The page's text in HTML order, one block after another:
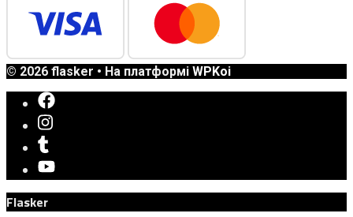
© 2026 flasker • На платформі WPKoi
Flasker